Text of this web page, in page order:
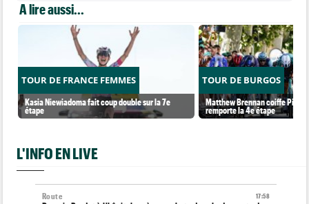
A lire aussi...
TOUR DE FRANCE FEMMES
Kasia Niewiadoma fait coup double sur la 7e
étape
TOUR DE BURGOS
Matthew Brennan coiffe Pithie
remporte la 4e étape
L'INFO EN LIVE
17:58
Route